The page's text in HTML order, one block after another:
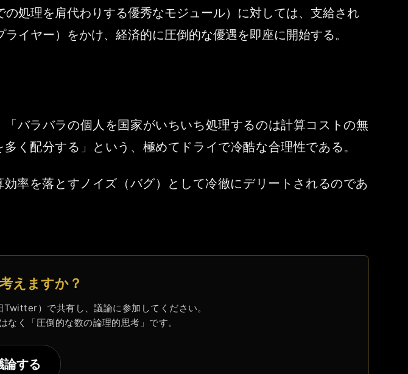
処理を肩代わりする優秀なモジュール）に対しては、支給され
イヤー）をかけ、経済的に圧倒的な優遇を即座に開始する。
バラバラの個人を国家がいちいち処理するのは計算コストの無
く配分する」という、極めてドライで冷酷な合理性である。
率を落とすノイズ（バグ）として冷徹にデリートされるのであ
えますか？
）で共有し、議論に参加してください。
く「圧倒的な数の論理的思考」です。
論する